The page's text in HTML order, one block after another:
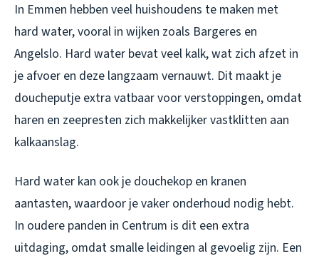
In Emmen hebben veel huishoudens te maken met
hard water, vooral in wijken zoals Bargeres en
Angelslo. Hard water bevat veel kalk, wat zich afzet in
je afvoer en deze langzaam vernauwt. Dit maakt je
doucheputje extra vatbaar voor verstoppingen, omdat
haren en zeepresten zich makkelijker vastklitten aan
kalkaanslag.
Hard water kan ook je douchekop en kranen
aantasten, waardoor je vaker onderhoud nodig hebt.
In oudere panden in Centrum is dit een extra
uitdaging, omdat smalle leidingen al gevoelig zijn. Een